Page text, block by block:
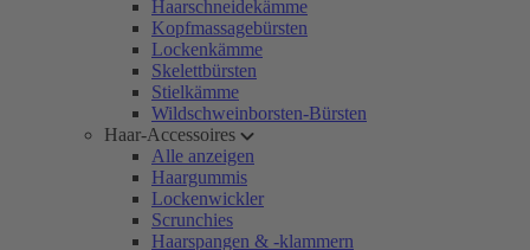
Haarschneidekämme
Kopfmassagebürsten
Lockenkämme
Skelettbürsten
Stielkämme
Wildschweinborsten-Bürsten
Haar-Accessoires
Alle anzeigen
Haargummis
Lockenwickler
Scrunchies
Haarspangen & -klammern